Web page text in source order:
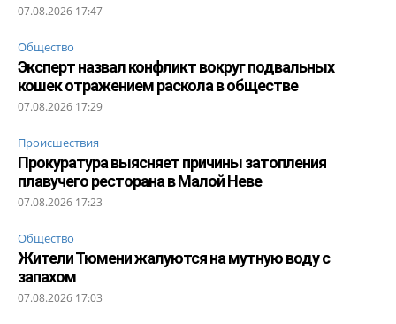
07.08.2026 17:47
Общество
Эксперт назвал конфликт вокруг подвальных
кошек отражением раскола в обществе
07.08.2026 17:29
Происшествия
Прокуратура выясняет причины затопления
плавучего ресторана в Малой Неве
07.08.2026 17:23
Общество
Жители Тюмени жалуются на мутную воду с
запахом
07.08.2026 17:03